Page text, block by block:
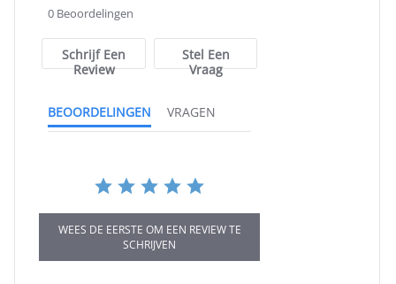
star
rating
0 Beoordelingen
Schrijf Een
Review
Stel Een
Vraag
BEOORDELINGEN VRAGEN
WEES DE EERSTE OM EEN REVIEW TE
SCHRIJVEN